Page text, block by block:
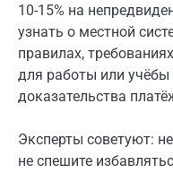
10-15% на
узнать о местной
правилах,
для работы или учёбы
доказательства
Эксперты советуют:
не спешите